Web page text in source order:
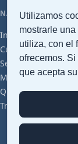
NAVEGACIÓN
InicioTransporte
Customs clearance
Servicios Logísticos
Mercancías
Quiénes somos
Trabaja con Nosotros
Utilizamos
mostrarle
utiliza, con el
ofrecemos.
que acepta